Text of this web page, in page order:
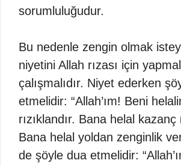
sorumluluğudur.
Bu nedenle zengin olmak
niyetini Allah rızası için
çalışmalıdır. Niyet ederken
etmelidir: “Allah’ım! Beni
rızıklandır. Bana helal
Bana helal yoldan zenginlik
de şöyle dua etmelidir: